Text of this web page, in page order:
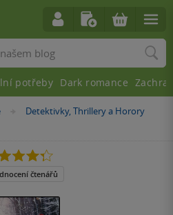
»
Detektivky, Thrillery a Horory
4.3
z
5
čtenářů
potřeby Dark romance